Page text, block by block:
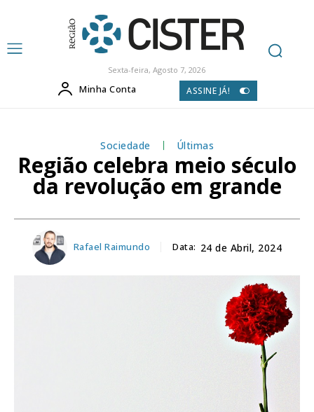
Sexta-feira, Agosto 7, 2026
Minha Conta ASSINE JÁ!
Sociedade Últimas
Região celebra meio século
da revolução em grande
Rafael Raimundo Data: 24 de Abril, 2024